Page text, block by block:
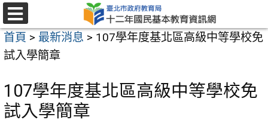
跳
至
主
要
容
區
選
單
首頁 > 最新消息 > 107學年度基北區高級中等學校免
試入學簡章
107學年度基北區高級中等學校免
試入學簡章